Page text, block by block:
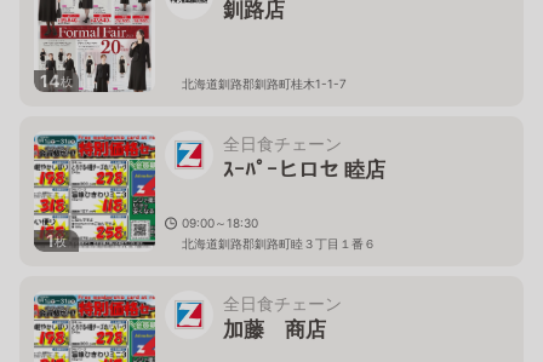
14枚
釧路店
北海道釧路郡釧路町桂木1-1-7
1枚
全日食チェーン
ｽｰﾊﾟｰヒロセ 睦店
09:00～18:30
北海道釧路郡釧路町睦３丁目１番６
全日食チェーン
加藤 商店